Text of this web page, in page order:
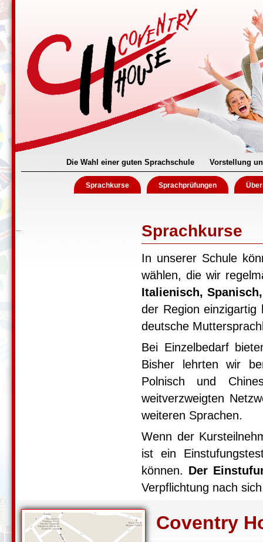
Die Wahl einer guten Sprachschule Vorstellung
Sprachkurse Sprachprüfungen
... Sprachkurse
In unserer Schule
wählen, die wir
Italienisch,
der Region einzigartig
deutsche
Bei Einzelbedarf
Bisher lehrten wir
Polnisch und
weitverzweigten
weiteren Sprachen.
Wenn der
ist ein
können. Der
Verpflichtung nach
Coventry